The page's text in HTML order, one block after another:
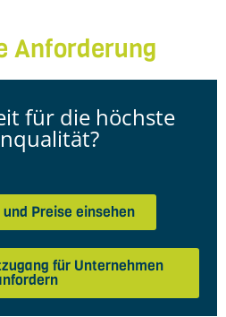
Anforderung
für die höchste
Preise einsehen
für Unternehmen